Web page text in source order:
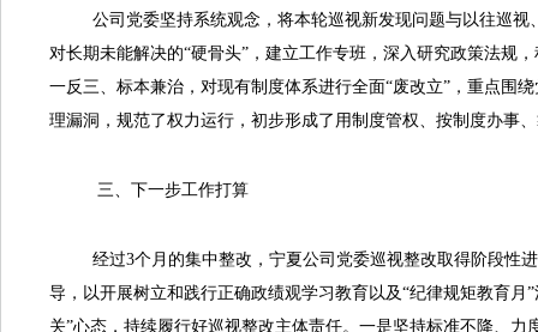
公司党委坚持系统观念，将本轮巡视新发现问题与以往巡视
对长期未能解决的“硬骨头”，建立工作专班，深入研究政策法规
一反三、标本兼治，对现有制度体系进行全面“废改立”，重点围
理漏洞，规范了权力运行，初步形成了用制度管权、按制度办事
三、下一步工作打算
经过3个月的集中整改，宁夏公司党委巡视整改取得阶段性进
导，以开展树立和践行正确政绩观学习教育以及“纪律规矩教育月
关”心态，持续履行好巡视整改主体责任。一是坚持标准不降、